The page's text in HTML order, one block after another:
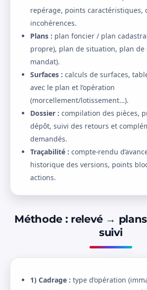
repérage, points caractéristiques,
incohérences.
Plans : plan foncier / plan
propre), plan de situation, plan de
mandat).
Surfaces : calculs de surfaces,
avec le plan et l’opération
(morcellement/lotissement…).
Dossier : compilation des pièces,
dépôt, suivi des retours et
demandés.
Traçabilité : compte-rendu
historique des versions, points
actions.
Méthode : relevé →
suivi
1) Cadrage : type d’opération